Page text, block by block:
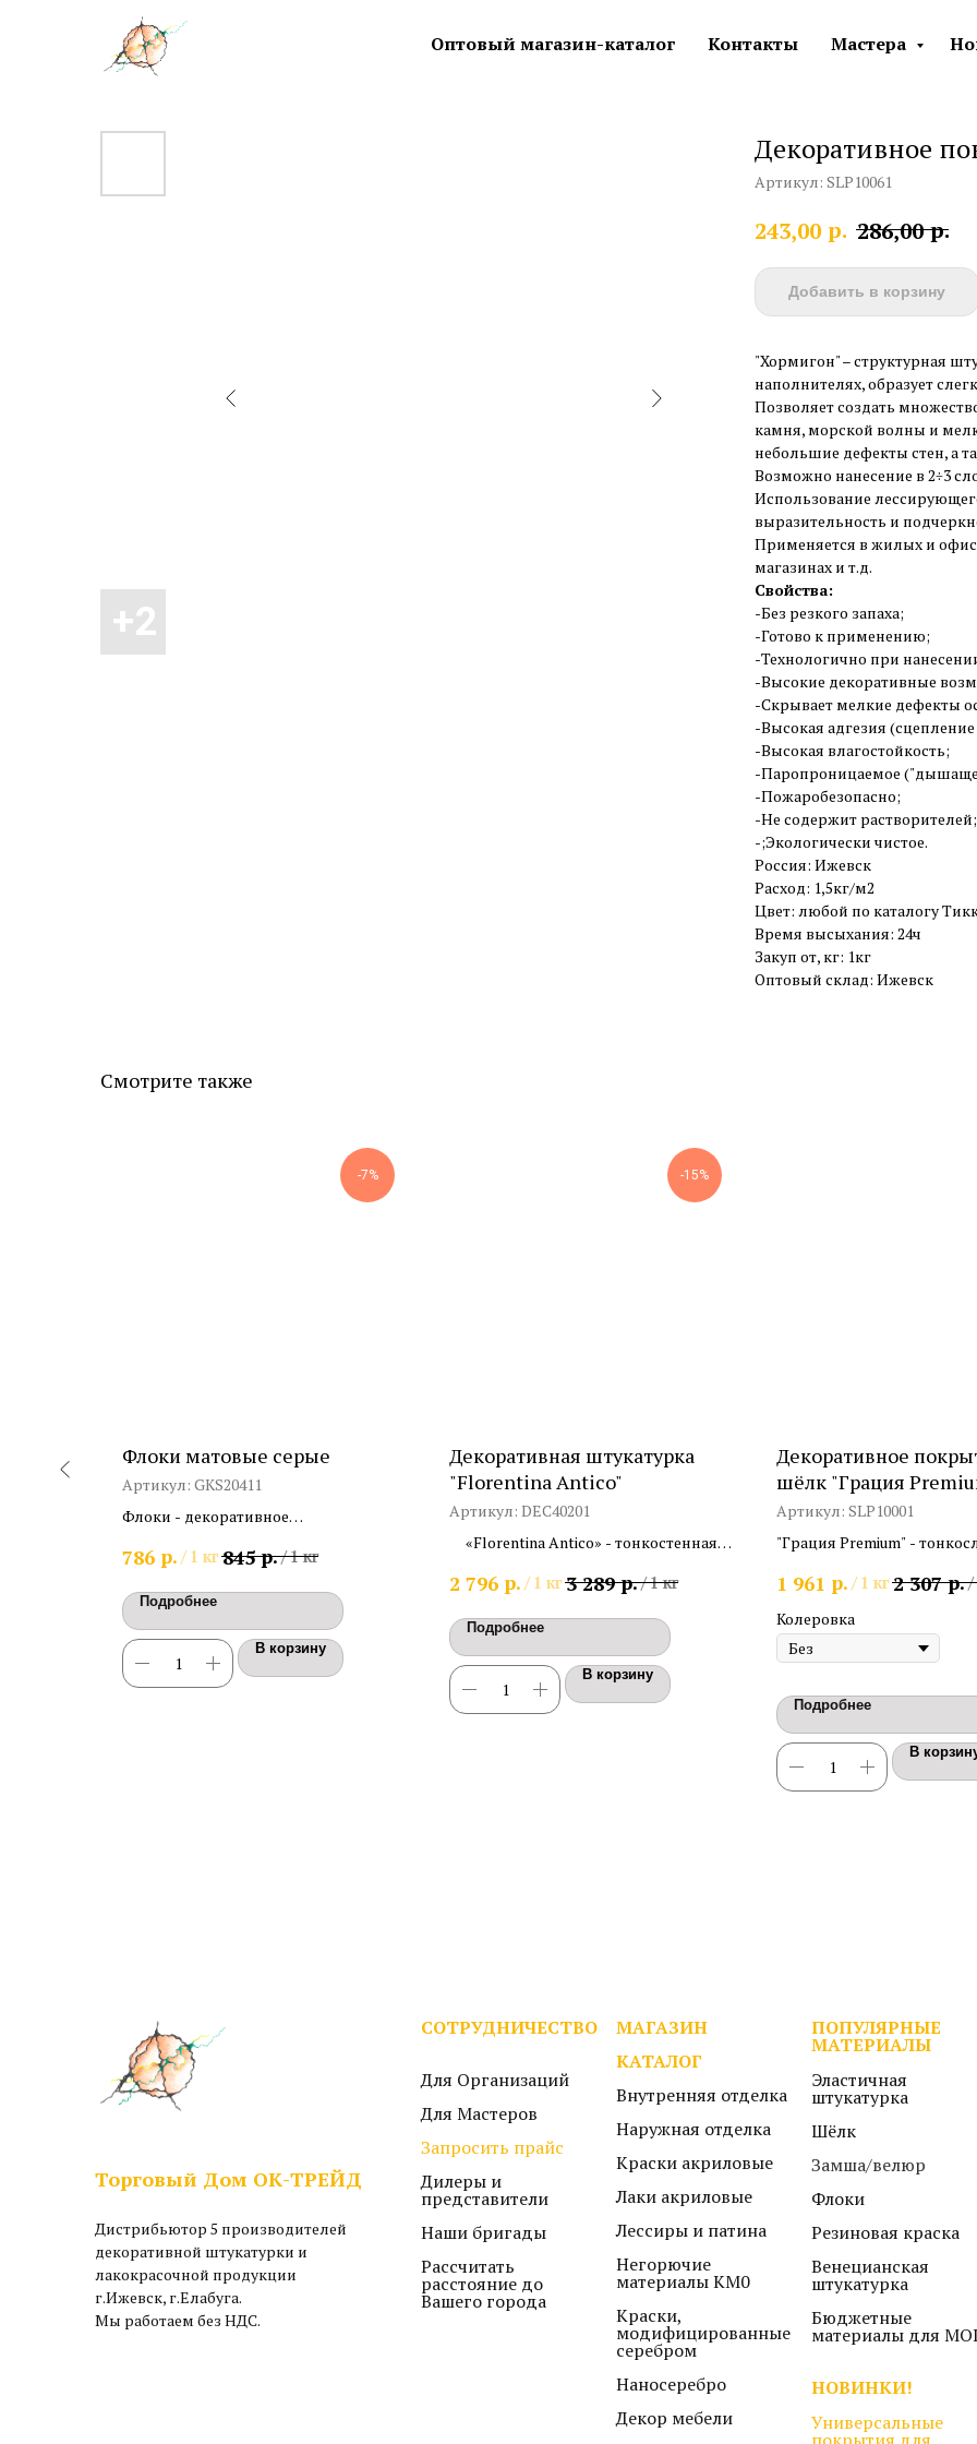
Оптовый магазин-каталог Контакты Мастера
Декоративное
Артикул: SLP10061
243,00 р. 286,00 р.
Добавить в корзину
"Хормигон" – структурная
наполнителях, образует
Позволяет создать
камня, морской волны и
небольшие дефекты стен, а
Возможно нанесение в 2÷3
Использование
выразительность и
Применяется в жилых и
магазинах и т.д.
Свойства:
-Без резкого запаха;
-Готово к применению;
-Технологично при
-Высокие декоративные
-Скрывает мелкие дефекты
-Высокая адгезия
-Высокая влагостойкость;
-Паропроницаемое
-Пожаробезопасно;
-Не содержит растворителей;
-;Экологически чистое.
Россия: Ижевск
Расход: 1,5кг/м2
Цвет: любой по каталогу
Время высыхания: 24ч
Закуп от, кг: 1кг
Оптовый склад: Ижевск
Смотрите также
-7%
Флоки матовые серые
Артикул: GKS20411
Флоки - декоративное
истиранию покрытие
786 р. / 1 кг845 р./1 кг
Подробнее
В корзину
-15%
Декоративная штукатурка
"Florentina Antico"
Артикул: DEC40201
«Florentina Antico» - тонкостенная
с эффектом состарившихся стен
2 796 р. / 1 кг3 289 р./1 кг
Подробнее
В корзину
Декоративное
шёлк "Грация
Артикул: SLP10001
"Грация Premium" -
0,2кг/м2.
1 961 р. / 1 кг2 307 р./
Колеровка
Подробнее
В
Торговый Дом ОК-ТРЕЙД
Дистрибьютор 5 производителей
декоративной штукатурки и
лакокрасочной продукции
г.Ижевск, г.Елабуга.
Мы работаем без НДС.
СОТРУДНИЧЕСТВО
Для Организаций
Для Мастеров
Запросить прайс
Дилеры и
представители
Наши бригады
Рассчитать
расстояние до
Вашего города
МАГАЗИН
КАТАЛОГ
Внутренняя отделка
Наружная отделка
Краски акриловые
Лаки акриловые
Лессиры и патина
Негорючие
материалы КМ0
Краски,
модифицированные
серебром
Наносеребро
Декор мебели
ПОПУЛЯРНЫЕ
МАТЕРИАЛЫ
Эластичная
штукатурка
Шёлк
Замша/велюр
Флоки
Резиновая краска
Венецианская
штукатурка
Бюджетные
материалы для
НОВИНКИ!
Универсальные